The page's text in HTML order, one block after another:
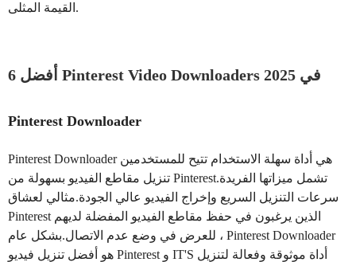
القيمة المثلى.
أفضل 6 Pinterest Video Downloaders في 2025
Pinterest Downloader
Pinterest Downloader هي أداة سهلة الاستخدام تتيح للمستخدمين
تنزيل مقاطع الفيديو بسهولة من Pinterest.تشمل ميزاتها الفريدة
سرعات التنزيل السريع وإخراج الفيديو عالي الجودة.مثالي لعشاق
Pinterest الذين يرغبون في حفظ مقاطع الفيديو المفضلة لديهم
للعرض في وضع عدم الاتصال.بشكل عام ، Pinterest Downloader
هو أفضل تنزيل فيديو Pinterest و IT'S أداة موثوقة وفعالة لتنزيل